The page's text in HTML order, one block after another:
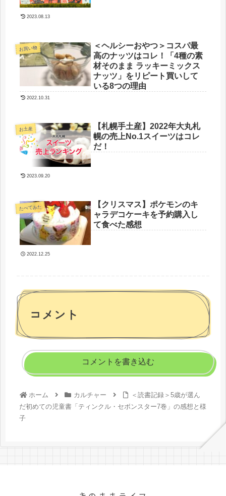
2023.08.13
お買い物
＜ヘルシーおやつ＞コスパ最
高のナッツはコレ！「4種の素
材そのまま ラッキーミックス
ナッツ」をリピート買いして
いる8つの理由
2022.10.31
お土産
【札幌手土産】2022年大丸札
幌の売上No.1スイーツはコレ
だ！
2023.09.20
たべてみた
【クリスマス】ポケモンのキ
ャラデコケーキを予約購入し
て食べた感想
2022.12.25
コメント
コメントを書き込む
ホーム カルチャー
＜読書記録＞5歳が選ん
だ初めての児童書「ティンクル・セボンスター7巻」の感想と様
子